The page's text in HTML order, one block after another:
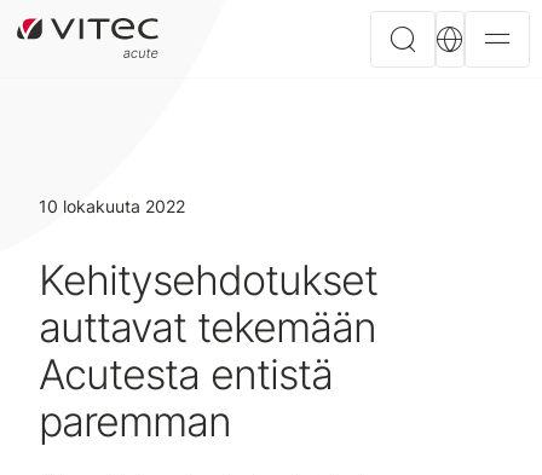
10 lokakuuta 2022
Kehitysehdotukset
auttavat tekemään
Acutesta entistä
paremman